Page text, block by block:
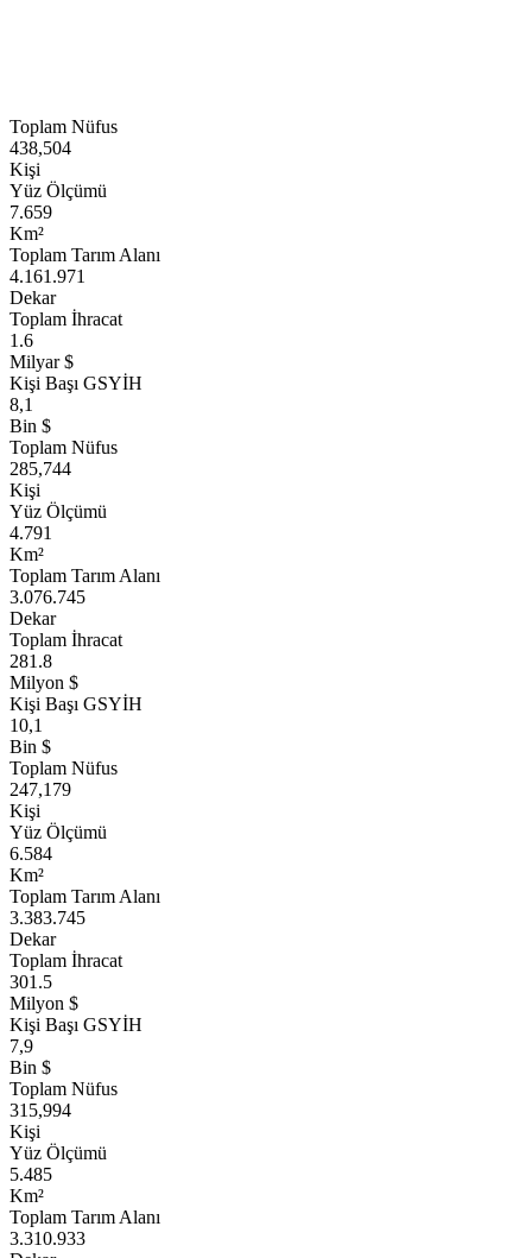
Toplam Nüfus
438,504
Kişi
Yüz Ölçümü
7.659
Km²
Toplam Tarım Alanı
4.161.971
Dekar
Toplam İhracat
1.6
Milyar $
Kişi Başı GSYİH
8,1
Bin $
Toplam Nüfus
285,744
Kişi
Yüz Ölçümü
4.791
Km²
Toplam Tarım Alanı
3.076.745
Dekar
Toplam İhracat
281.8
Milyon $
Kişi Başı GSYİH
10,1
Bin $
Toplam Nüfus
247,179
Kişi
Yüz Ölçümü
6.584
Km²
Toplam Tarım Alanı
3.383.745
Dekar
Toplam İhracat
301.5
Milyon $
Kişi Başı GSYİH
7,9
Bin $
Toplam Nüfus
315,994
Kişi
Yüz Ölçümü
5.485
Km²
Toplam Tarım Alanı
3.310.933